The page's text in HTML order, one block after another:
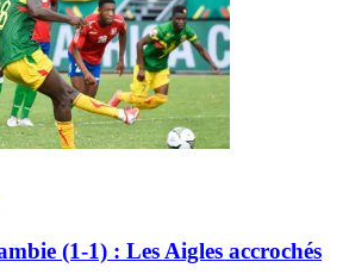
(1-1) : Les Aigles accrochés